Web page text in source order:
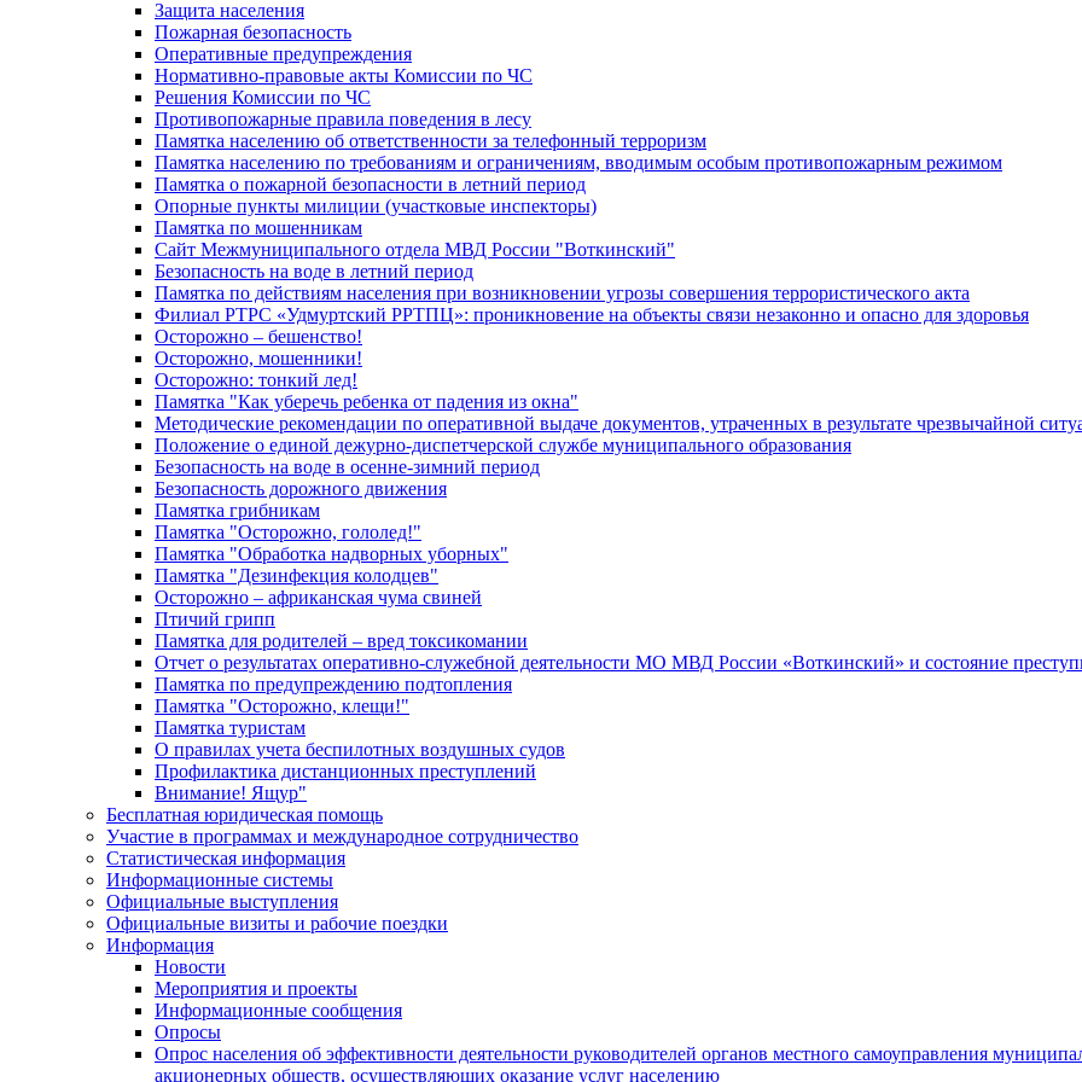
Защита населения
Пожарная безопасность
Оперативные предупреждения
Нормативно-правовые акты Комиссии по ЧС
Решения Комиссии по ЧС
Противопожарные правила поведения в лесу
Памятка населению об ответственности за телефонный терроризм
Памятка населению по требованиям и ограничениям, вводимым особым противопожарным режимом
Памятка о пожарной безопасности в летний период
Опорные пункты милиции (участковые инспекторы)
Памятка по мошенникам
Сайт Межмуниципального отдела МВД России "Воткинский"
Безопасность на воде в летний период
Памятка по действиям населения при возникновении угрозы совершения террористического акта
Филиал РТРС «Удмуртский РРТПЦ»: проникновение на объекты связи незаконно и опасно для здоровья
Осторожно – бешенство!
Осторожно, мошенники!
Осторожно: тонкий лед!
Памятка "Как уберечь ребенка от падения из окна"
Методические рекомендации по оперативной выдаче документов, утраченных в результате чрезвычайной
Положение о единой дежурно-диспетчерской службе муниципального образования
Безопасность на воде в осенне-зимний период
Безопасность дорожного движения
Памятка грибникам
Памятка "Осторожно, гололед!"
Памятка "Обработка надворных уборных"
Памятка "Дезинфекция колодцев"
Осторожно – африканская чума свиней
Птичий грипп
Памятка для родителей – вред токсикомании
Отчет о результатах оперативно-служебной деятельности МО МВД России «Воткинский» и состояние
Памятка по предупреждению подтопления
Памятка "Осторожно, клещи!"
Памятка туристам
О правилах учета беспилотных воздушных судов
Профилактика дистанционных преступлений
Внимание! Ящур"
Бесплатная юридическая помощь
Участие в программах и международное сотрудничество
Статистическая информация
Информационные системы
Официальные выступления
Официальные визиты и рабочие поездки
Информация
Новости
Мероприятия и проекты
Информационные сообщения
Опросы
Опрос населения об эффективности деятельности руководителей органов местного самоуправления
акционерных обществ, осуществляющих оказание услуг населению